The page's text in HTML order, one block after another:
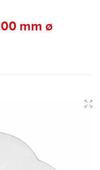
mm ø